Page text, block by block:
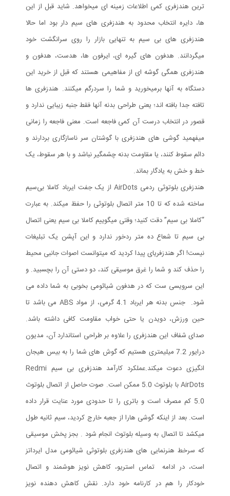
ترین هندزفری کمی اطلاعات زمینه ای میخواهد. شاید قبل از این
ها، دایره انتخاب محدود به هندزفری های سیم دار بود اما حالا
هندزفری های بی سیم به تنهایی بازار را روی سرانگشت خود
میگردانند. هدفون های گیره ای، ایرفون ها، هدست، هدفون و
هندزفری همگی گوشه ای از مفاهیمی هستند که قبل از خرید این
دستگاه به آنها برمیخورید و شما را سردرگم میکنند. هندزفری ها
تافته جدا بافته اند؛ یعنی طراحی بدنه آنها فقط جنبه زیبایی ندارد و
قصور در انتخاب درست آن کمی فاجعه است. معنی فاجعه را زمانی
میفهمید گوشی های هندزفری با گوشتان سر ناسازگاری بردارند و
دائم سقوط کنند، یا مقاومت بدنه چشمگیر نباشد و با هر سقوط، یک
خط و خش به یادگار بماند.
هندزفری بلوتوثی ردمی AirDots از یک جفت ایرباد کاملا بی‌سیم
ساخته شده که تا 10 متر اتصال بلوتوثی را حفظ میکند. به عبارت
“کاملا بی سیم” دقت کنید؛ وقتی میگوییم کاملا بی سیم یعنی اتصال
بی سیم تا شعاع ده متر ردخور ندارد و این آپشن یک تبلیغات
نیست! اگر هندزفری‎ای پیدا کردید که میتوانست اصوات جانبی محیط
را حذف کند و شما را غرق موسیقی کند، دو دستی آن را بچسبید. و
این سرویسی ست که در هدفون شیائومی بخوبی به شما داده می
شود. جنس بدنه هر ایرباد 4.1 گرمی، از مواد ABS می باشد تا
حین ورزش، دویدن یا حتی خواب مقاومت کافی داشته باشد.
صدای شفاف این هندزفری را علاوه بر طراحی استاندارد آن، مدیون
درایور 7.2 میلیمتری هستیم که گوش های شما را به بیس هیجان
انگیزی دعوت میکند.عملکرد کارآمد هندزفری بی سیم Redmi
AirDots با بلوتوث 5.0 ممکن است. صوت حاصل از اتصال بلوتوث
5.0 کم مصرف است و باتری را تا حدودی مورد عنایت قرار داده
است. بعد از اینکه گوشی هارا از جعبه خارج کردید، سیم ثانیه طول
میکشد تا اتصال به وسیله بلوتوث انجام شود . بجز پخش موسیقی
که سرخط هنرنمایی های هندزفری بلوتوثی شیائومی مدل ایرداتز
است، در ادامه تماس استریو، کاهش نویز هوشمند و اتصال
خودکار را هم در کارنامه خود دارد. نقش کاهش دهنده نویز